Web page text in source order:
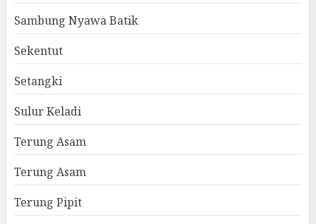
Sambung Nyawa Batik
Sekentut
Setangki
Sulur Keladi
Terung Asam
Terung Asam
Terung Pipit